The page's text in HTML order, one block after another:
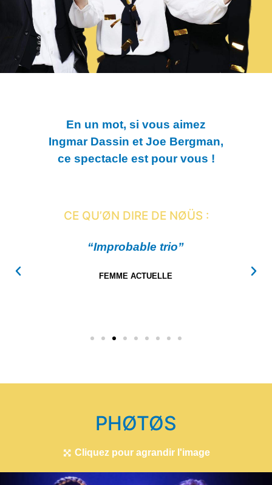
En un mot, si vous aimez
Ingmar Dassin et Joe Bergman,
ce spectacle est pour vous !
CE QU’ØN DIRE DE NØÜS :
“Improbable trio”
FEMME ACTUELLE
PHØTØS
Cliquez pour agrandir l'image